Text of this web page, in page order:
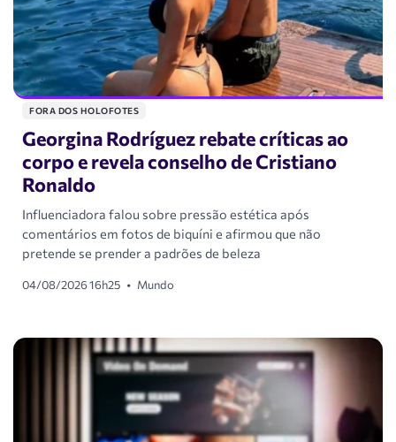
FORA DOS HOLOFOTES
Georgina Rodríguez rebate críticas ao
corpo e revela conselho de Cristiano
Ronaldo
Influenciadora falou sobre pressão estética após
comentários em fotos de biquíni e afirmou que não
pretende se prender a padrões de beleza
04/08/2026 16h25 • Mundo